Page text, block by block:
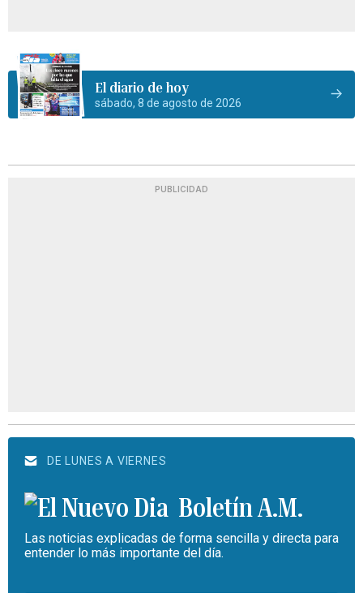
El diario de hoy
sábado, 8 de agosto de 2026
PUBLICIDAD
DE LUNES A VIERNES
Boletín A.M.
Las noticias explicadas de forma sencilla y directa para
entender lo más importante del día.